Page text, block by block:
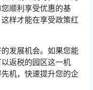
顺利享受优惠的基
样才能在享受政策红
发展机会。如果您能
返税的园区这一机
机，快速提升您的企